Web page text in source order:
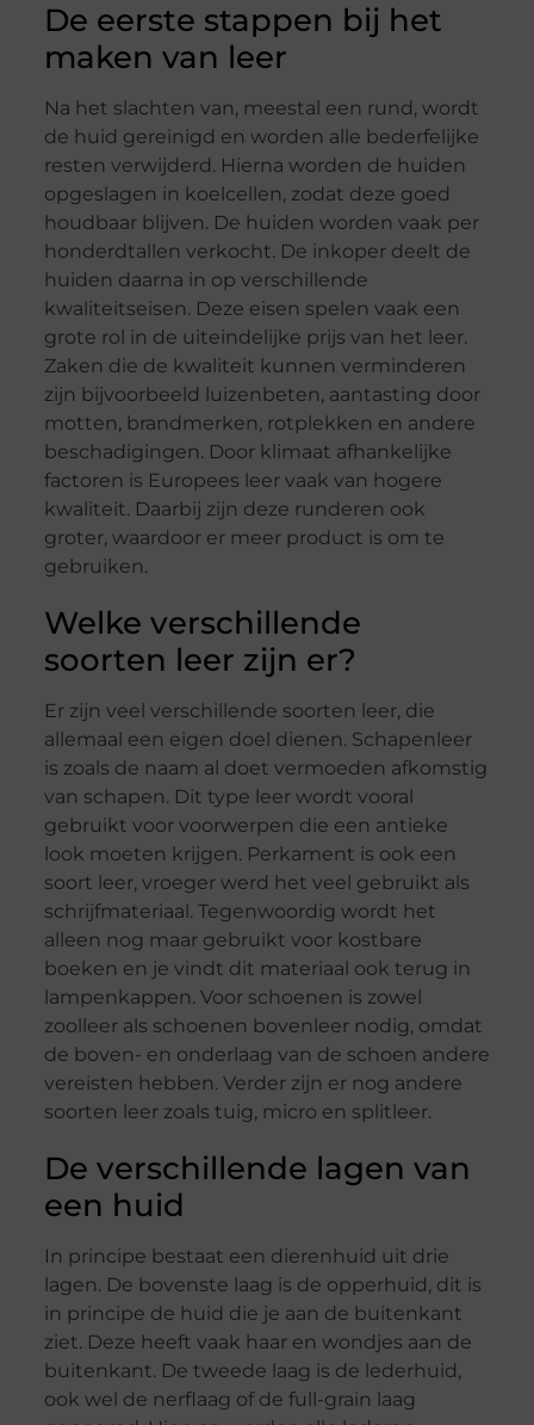
De eerste stappen bij het
maken van leer
Na het slachten van, meestal een rund, wordt
de huid gereinigd en worden alle bederfelijke
resten verwijderd. Hierna worden de huiden
opgeslagen in koelcellen, zodat deze goed
houdbaar blijven. De huiden worden vaak per
honderdtallen verkocht. De inkoper deelt de
huiden daarna in op verschillende
kwaliteitseisen. Deze eisen spelen vaak een
grote rol in de uiteindelijke prijs van het leer.
Zaken die de kwaliteit kunnen verminderen
zijn bijvoorbeeld luizenbeten, aantasting door
motten, brandmerken, rotplekken en andere
beschadigingen. Door klimaat afhankelijke
factoren is Europees leer vaak van hogere
kwaliteit. Daarbij zijn deze runderen ook
groter, waardoor er meer product is om te
gebruiken.
Welke verschillende
soorten leer zijn er?
Er zijn veel verschillende soorten leer, die
allemaal een eigen doel dienen. Schapenleer
is zoals de naam al doet vermoeden afkomstig
van schapen. Dit type leer wordt vooral
gebruikt voor voorwerpen die een antieke
look moeten krijgen. Perkament is ook een
soort leer, vroeger werd het veel gebruikt als
schrijfmateriaal. Tegenwoordig wordt het
alleen nog maar gebruikt voor kostbare
boeken en je vindt dit materiaal ook terug in
lampenkappen. Voor schoenen is zowel
zoolleer als schoenen bovenleer nodig, omdat
de boven- en onderlaag van de schoen andere
vereisten hebben. Verder zijn er nog andere
soorten leer zoals tuig, micro en splitleer.
De verschillende lagen van
een huid
In principe bestaat een dierenhuid uit drie
lagen. De bovenste laag is de opperhuid, dit is
in principe de huid die je aan de buitenkant
ziet. Deze heeft vaak haar en wondjes aan de
buitenkant. De tweede laag is de lederhuid,
ook wel de nerflaag of de full-grain laag